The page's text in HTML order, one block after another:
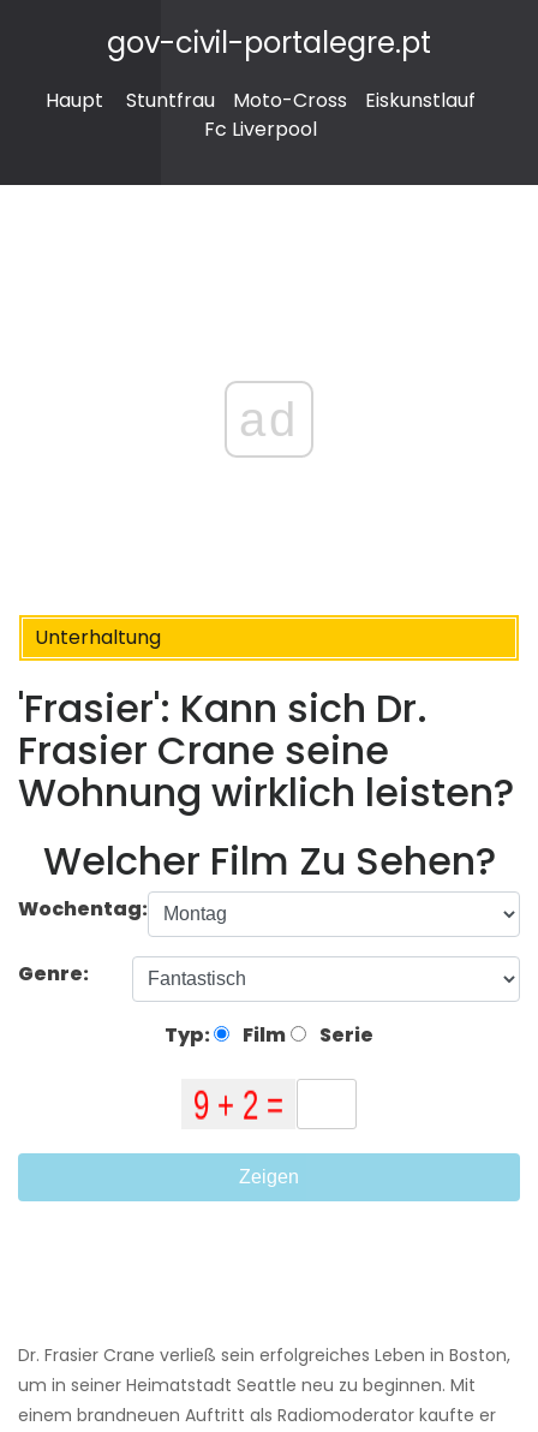
gov-civil-portalegre.pt
Haupt Stuntfrau Moto-Cross
Eiskunstlauf
Fc Liverpool
ad
Unterhaltung
'Frasier': Kann sich Dr.
Frasier Crane seine
Wohnung wirklich leisten?
Welcher Film Zu Sehen?
Wochentag:
Genre:
Typ: Film Serie
Zeigen
Dr. Frasier Crane verließ sein erfolgreiches Leben in Boston,
um in seiner Heimatstadt Seattle neu zu beginnen. Mit
einem brandneuen Auftritt als Radiomoderator kaufte er